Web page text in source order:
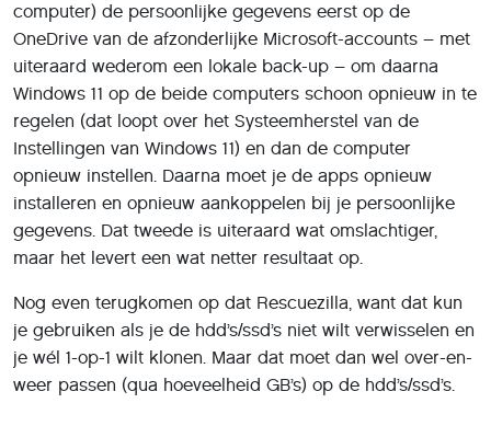
computer) de persoonlijke gegevens eerst op de
OneDrive van de afzonderlijke Microsoft-accounts – met
uiteraard wederom een lokale back-up – om daarna
Windows 11 op de beide computers schoon opnieuw in te
regelen (dat loopt over het Systeemherstel van de
Instellingen van Windows 11) en dan de computer
opnieuw instellen. Daarna moet je de apps opnieuw
installeren en opnieuw aankoppelen bij je persoonlijke
gegevens. Dat tweede is uiteraard wat omslachtiger,
maar het levert een wat netter resultaat op.
Nog even terugkomen op dat Rescuezilla, want dat kun
je gebruiken als je de hdd’s/ssd’s niet wilt verwisselen en
je wél 1-op-1 wilt klonen. Maar dat moet dan wel over-en-
weer passen (qua hoeveelheid GB’s) op de hdd’s/ssd’s.